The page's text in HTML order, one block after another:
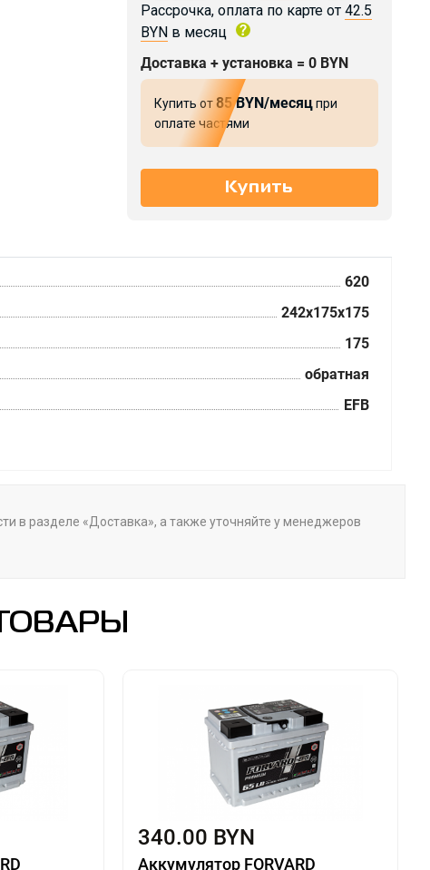
Рассрочка, оплата по карте от 42.5
BYNв месяц
Доставка + установка = 0 BYN
Купить от85 BYN/месяцпри
оплате частями
620
242x175x175
175
обратная
EFB
в разделе «Доставка», а также уточняйте у менеджеров
340.00 BYN
Аккумулятор FORVARD